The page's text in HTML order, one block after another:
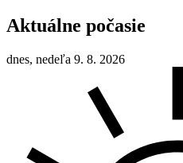
Aktuálne počasie
dnes, nedeľa 9. 8. 2026